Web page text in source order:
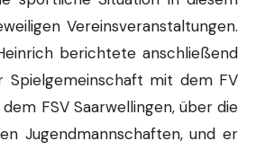
Vereinsveranstaltungen.
berichtete anschließend
mit dem FV
FSV Saarwellingen, über die
Jugendmannschaften, und er